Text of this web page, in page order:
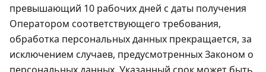
превышающий 10 рабочих дней с даты получения
Оператором соответствующего требования,
обработка персональных данных прекращается, за
исключением случаев, предусмотренных Законом о